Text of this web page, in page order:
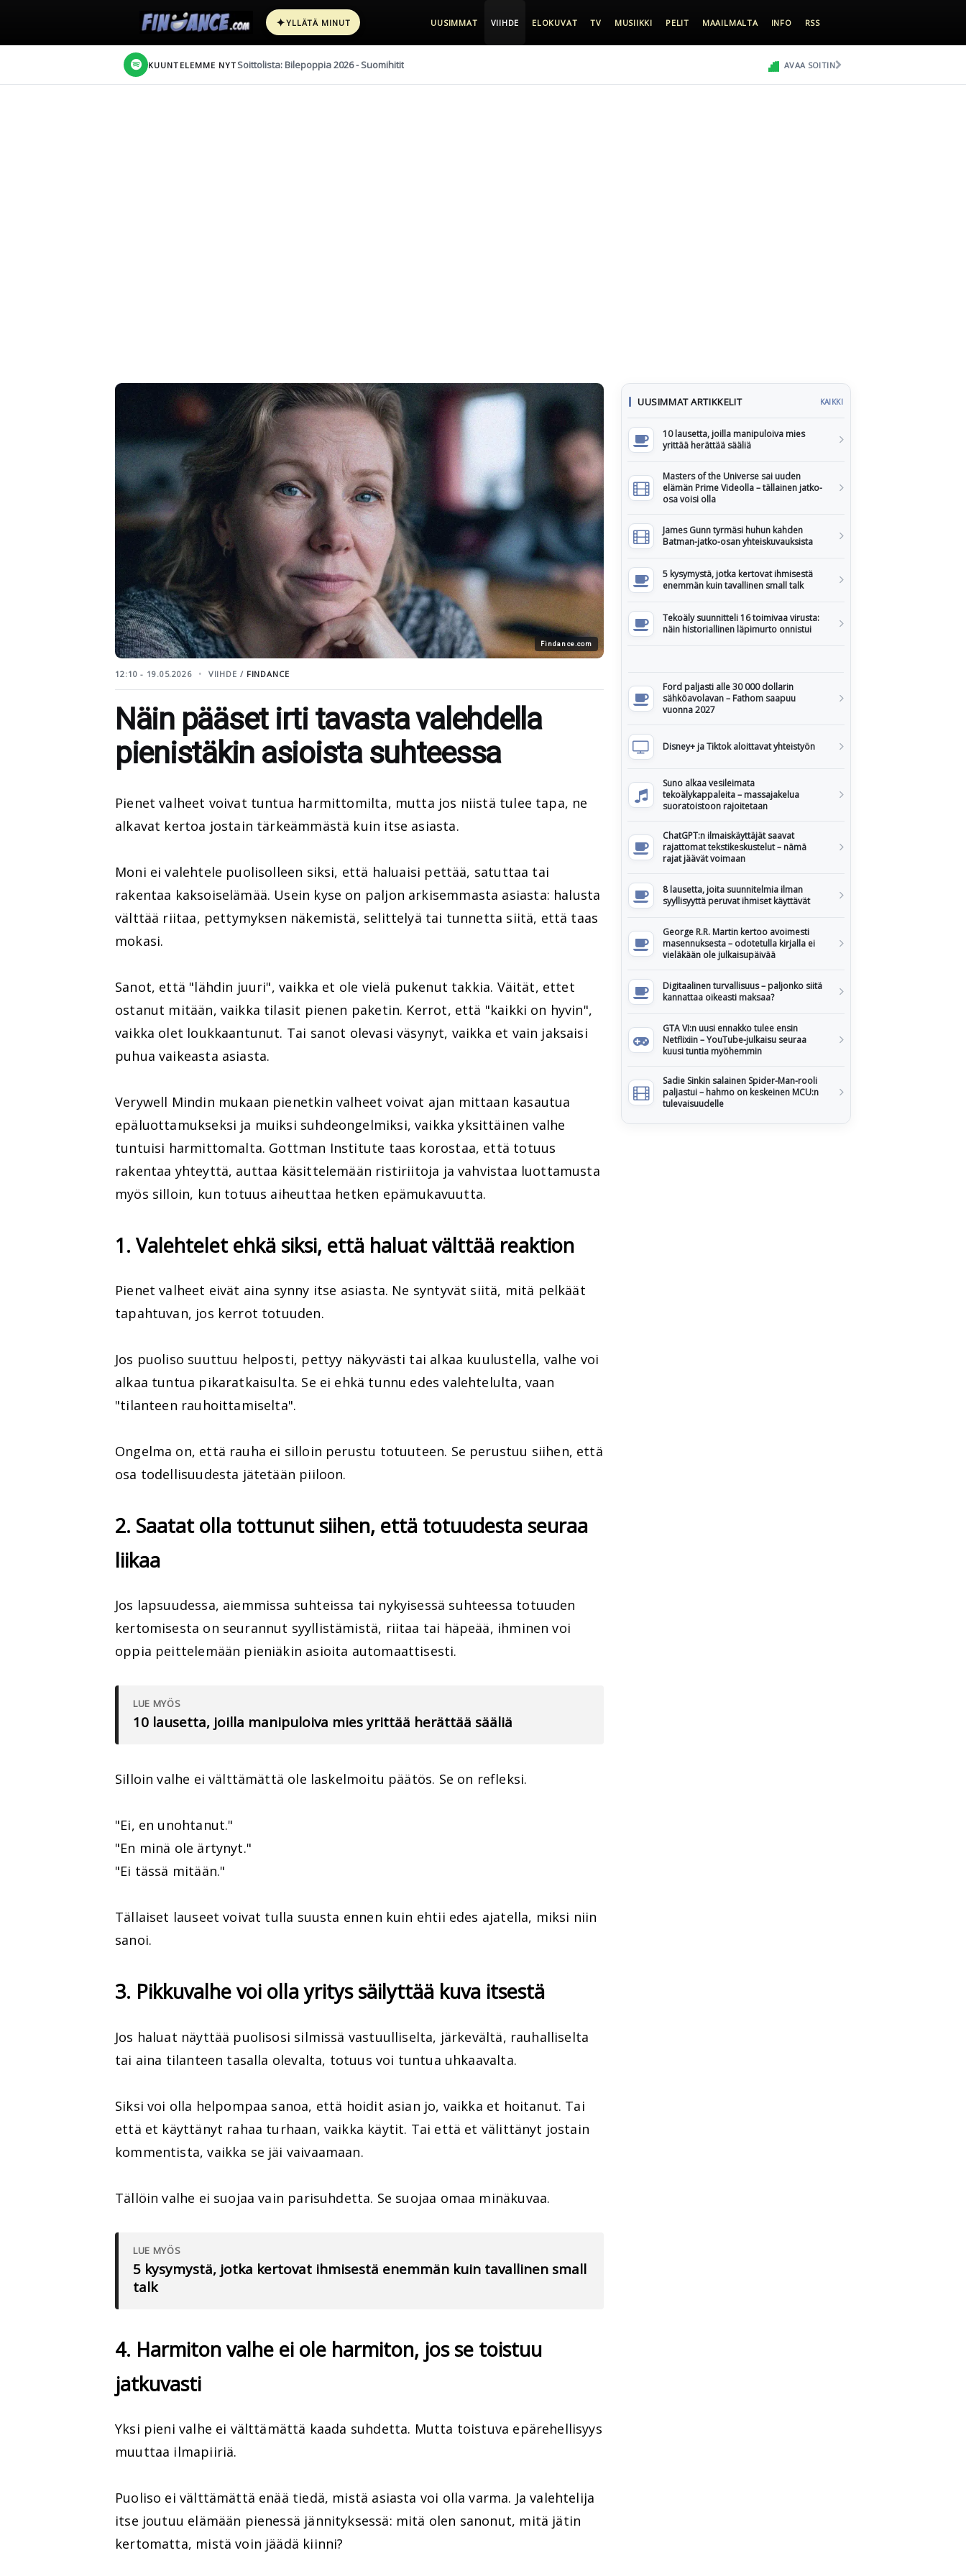
✦YLLÄTÄ MINUT UUSIMMAT VIIHDE ELOKUVAT TV MUSIIKKI PELIT MAAILMALTA INFO RSS
KUUNTELEMME NYT Soittolista: Bilepoppia 2026 - Suomihitit AVAA SOITIN
Findance.com
12:10 - 19.05.2026 VIIHDE / FINDANCE
Näin pääset irti tavasta valehdella
pienistäkin asioista suhteessa
Pienet valheet voivat tuntua harmittomilta, mutta jos niistä tulee tapa, ne
alkavat kertoa jostain tärkeämmästä kuin itse asiasta.
Moni ei valehtele puolisolleen siksi, että haluaisi pettää, satuttaa tai
rakentaa kaksoiselämää. Usein kyse on paljon arkisemmasta asiasta: halusta
välttää riitaa, pettymyksen näkemistä, selittelyä tai tunnetta siitä, että taas
mokasi.
Sanot, että "lähdin juuri", vaikka et ole vielä pukenut takkia. Väität, ettet
ostanut mitään, vaikka tilasit pienen paketin. Kerrot, että "kaikki on hyvin",
vaikka olet loukkaantunut. Tai sanot olevasi väsynyt, vaikka et vain jaksaisi
puhua vaikeasta asiasta.
Verywell Mindin mukaan pienetkin valheet voivat ajan mittaan kasautua
epäluottamukseksi ja muiksi suhdeongelmiksi, vaikka yksittäinen valhe
tuntuisi harmittomalta. Gottman Institute taas korostaa, että totuus
rakentaa yhteyttä, auttaa käsittelemään ristiriitoja ja vahvistaa luottamusta
myös silloin, kun totuus aiheuttaa hetken epämukavuutta.
1. Valehtelet ehkä siksi, että haluat välttää reaktion
Pienet valheet eivät aina synny itse asiasta. Ne syntyvät siitä, mitä pelkäät
tapahtuvan, jos kerrot totuuden.
Jos puoliso suuttuu helposti, pettyy näkyvästi tai alkaa kuulustella, valhe voi
alkaa tuntua pikaratkaisulta. Se ei ehkä tunnu edes valehtelulta, vaan
"tilanteen rauhoittamiselta".
Ongelma on, että rauha ei silloin perustu totuuteen. Se perustuu siihen, että
osa todellisuudesta jätetään piiloon.
2. Saatat olla tottunut siihen, että totuudesta seuraa
liikaa
Jos lapsuudessa, aiemmissa suhteissa tai nykyisessä suhteessa totuuden
kertomisesta on seurannut syyllistämistä, riitaa tai häpeää, ihminen voi
oppia peittelemään pieniäkin asioita automaattisesti.
LUE MYÖS
10 lausetta, joilla manipuloiva mies yrittää herättää sääliä
Silloin valhe ei välttämättä ole laskelmoitu päätös. Se on refleksi.
"Ei, en unohtanut."
"En minä ole ärtynyt."
"Ei tässä mitään."
Tällaiset lauseet voivat tulla suusta ennen kuin ehtii edes ajatella, miksi niin
sanoi.
3. Pikkuvalhe voi olla yritys säilyttää kuva itsestä
Jos haluat näyttää puolisosi silmissä vastuulliselta, järkevältä, rauhalliselta
tai aina tilanteen tasalla olevalta, totuus voi tuntua uhkaavalta.
Siksi voi olla helpompaa sanoa, että hoidit asian jo, vaikka et hoitanut. Tai
että et käyttänyt rahaa turhaan, vaikka käytit. Tai että et välittänyt jostain
kommentista, vaikka se jäi vaivaamaan.
Tällöin valhe ei suojaa vain parisuhdetta. Se suojaa omaa minäkuvaa.
LUE MYÖS
5 kysymystä, jotka kertovat ihmisestä enemmän kuin tavallinen small
talk
4. Harmiton valhe ei ole harmiton, jos se toistuu
jatkuvasti
Yksi pieni valhe ei välttämättä kaada suhdetta. Mutta toistuva epärehellisyys
muuttaa ilmapiiriä.
Puoliso ei välttämättä enää tiedä, mistä asiasta voi olla varma. Ja valehtelija
itse joutuu elämään pienessä jännityksessä: mitä olen sanonut, mitä jätin
kertomatta, mistä voin jäädä kiinni?
UUSIMMAT ARTIKKELIT KAIKKI
10 lausetta, joilla manipuloiva mies
yrittää herättää sääliä
Masters of the Universe sai uuden
elämän Prime Videolla – tällainen jatko-
osa voisi olla
James Gunn tyrmäsi huhun kahden
Batman-jatko-osan yhteiskuvauksista
5 kysymystä, jotka kertovat ihmisestä
enemmän kuin tavallinen small talk
Tekoäly suunnitteli 16 toimivaa virusta:
näin historiallinen läpimurto onnistui
Ford paljasti alle 30 000 dollarin
sähköavolavan – Fathom saapuu
vuonna 2027
Disney+ ja Tiktok aloittavat yhteistyön
Suno alkaa vesileimata
tekoälykappaleita – massajakelua
suoratoistoon rajoitetaan
ChatGPT:n ilmaiskäyttäjät saavat
rajattomat tekstikeskustelut – nämä
rajat jäävät voimaan
8 lausetta, joita suunnitelmia ilman
syyllisyyttä peruvat ihmiset käyttävät
George R.R. Martin kertoo avoimesti
masennuksesta – odotetulla kirjalla ei
vieläkään ole julkaisupäivää
Digitaalinen turvallisuus – paljonko siitä
kannattaa oikeasti maksaa?
GTA VI:n uusi ennakko tulee ensin
Netflixiin – YouTube-julkaisu seuraa
kuusi tuntia myöhemmin
Sadie Sinkin salainen Spider-Man-rooli
paljastui – hahmo on keskeinen MCU:n
tulevaisuudelle